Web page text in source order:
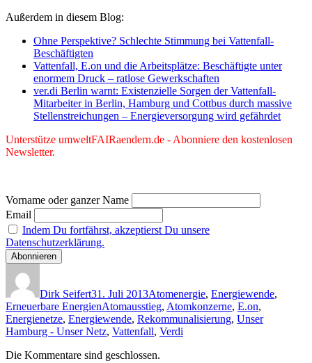
Außerdem in diesem Blog:
Ohne Perspektive? Schlechte Stimmung bei Vattenfall-
Beschäftigten
Vattenfall, E.on und die Arbeitsplätze: Beschäftigte unter
enormem Druck – ratlose Gewerkschaften
ver.di Berlin warnt: Existenzielle Sorgen der Vattenfall-
Mitarbeiter in Berlin, Hamburg und Cottbus durch massive
Stellenstreichungen – Energieversorgung wird gefährdet
Unterstütze umweltFAIRaendern.de - Abonniere den kostenlosen
Newsletter.
Vorname oder ganzer Name
Email
Indem Du fortfährst, akzeptierst Du unsere
Datenschutzerklärung.
Dirk Seifert31. Juli 2013Atomenergie, Energiewende,
Erneuerbare EnergienSchlagwörter
Atomausstieg, Atomkonzerne, E.on,
Energienetze, Energiewende, Rekommunalisierung, Unser
Hamburg - Unser Netz, Vattenfall, Verdi
Die Kommentare sind geschlossen.